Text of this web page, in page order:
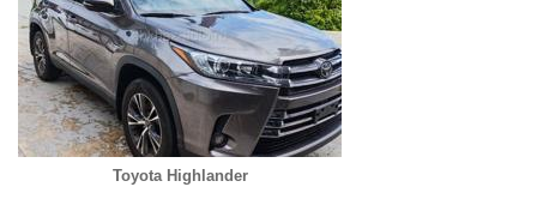
Toyota Highlander